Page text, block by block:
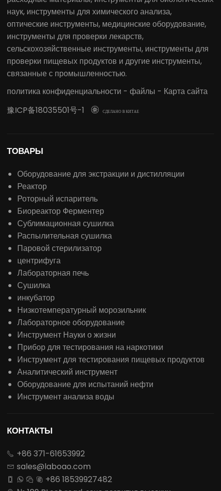
наук, инструменты для химического анализа,
оптические инструменты, медицинские оборудование,
инструменты для проверки лекарств,
сельскохозяйственные инструменты, инструменты для
проверки пищевых продуктов и другие инструменты,
связанные с промышленностью.
политика конфиденциальности - файлы - Карта сайта
豫ICP备18035501号-1
 СДЕЛАНО В КИТАЕ
ТОВАРЫ
Оборудование для экстракции и дистилляции
Реактор
Роторный испаритель
Биореактор Ферментер
Сублимационная сушилка
Распылительная сушилка
Паровой стерилизатор
центрифуга
Лабораторная печь
Сушилка
инкубатор
Низкотемпературный морозильник
Лабораторное оборудование
Инструмент Науки о жизни
Прибор для тестирования на наркотики
Инструмент для тестирования пищевых продуктов
Аналитический инструмент
Оборудование для испытаний нефти
Инструмент анализа воды
КОНТАКТЫ
 +86 371-61653992
 sales@laboao.com
    +86 18539927482